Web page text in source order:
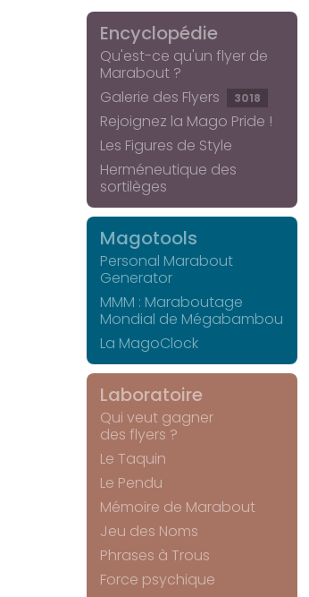
Encyclopédie
Qu'est-ce qu'un flyer de
Marabout ?
Galerie des Flyers
3018
Rejoignez la Mago Pride !
Les Figures de Style
Herméneutique des
sortilèges
Magotools
Personal Marabout
Generator
MMM : Maraboutage
Mondial de Mégabambou
La MagoClock
Laboratoire
Qui veut gagner
des flyers ?
Le Taquin
Le Pendu
Mémoire de Marabout
Jeu des Noms
Phrases à Trous
Force psychique